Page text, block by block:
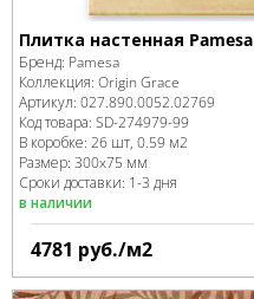
Плитка настенная Pamesa
Бренд: Pamesa
Коллекция: Origin Grace
Артикул: 027.890.0052.02769
Код товара: SD-274979-99
В коробке: 26 шт, 0.59 м2
Размер: 300x75 мм
Сроки доставки: 1-3 дня
в наличии
4781 руб./м2